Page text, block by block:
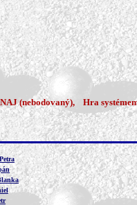
(nebodovaný), Hra